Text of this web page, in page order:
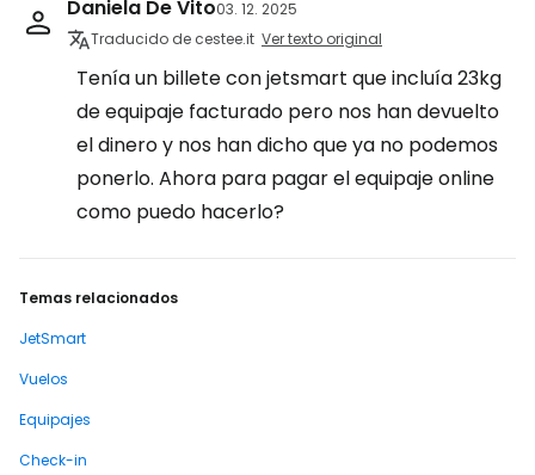
Daniela De Vito03. 12. 2025
Traducido de cestee.it Ver texto original
Tenía un billete con jetsmart que incluía 23kg
de equipaje facturado pero nos han devuelto
el dinero y nos han dicho que ya no podemos
ponerlo. Ahora para pagar el equipaje online
como puedo hacerlo?
Temas relacionados
JetSmart
Vuelos
Equipajes
Check-in